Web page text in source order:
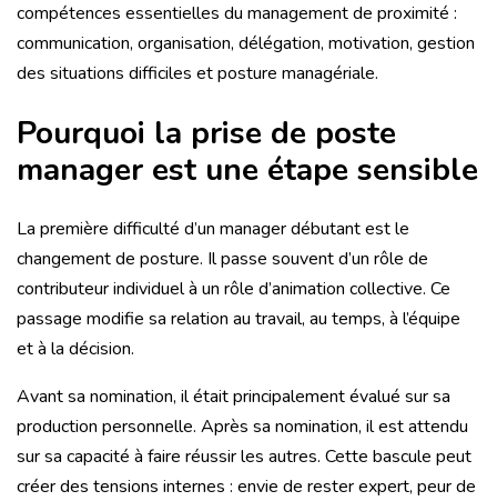
compétences essentielles du management de proximité :
communication, organisation, délégation, motivation, gestion
des situations difficiles et posture managériale.
Pourquoi la prise de poste
manager est une étape sensible
La première difficulté d’un manager débutant est le
changement de posture. Il passe souvent d’un rôle de
contributeur individuel à un rôle d’animation collective. Ce
passage modifie sa relation au travail, au temps, à l’équipe
et à la décision.
Avant sa nomination, il était principalement évalué sur sa
production personnelle. Après sa nomination, il est attendu
sur sa capacité à faire réussir les autres. Cette bascule peut
créer des tensions internes : envie de rester expert, peur de